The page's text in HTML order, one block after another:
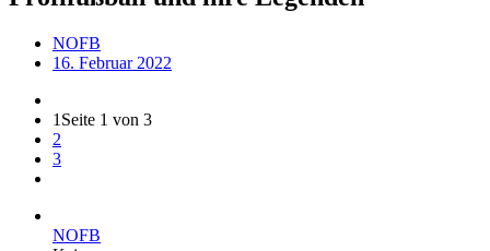
NOFB
16. Februar 2022
1 Seite 1 von 3
2
3
NOFB